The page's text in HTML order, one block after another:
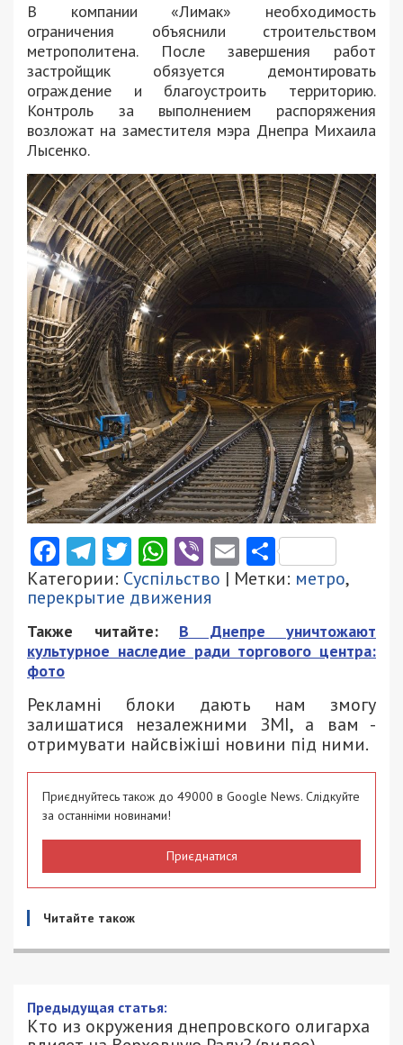
В компании «Лимак» необходимость
ограничения объяснили строительством
метрополитена. После завершения работ
застройщик обязуется демонтировать
ограждение и благоустроить территорию.
Контроль за выполнением распоряжения
возложат на заместителя мэра Днепра Михаила
Лысенко.
Facebook
Telegram
Twitter
WhatsApp
ViberEmail
Категории: Суспільство | Метки: метро,
перекрытие движения
Также читайте: В Днепре уничтожают
культурное наследие ради торгового центра:
фото
Рекламні блоки дають нам змогу
залишатися незалежними ЗМІ, а вам -
отримувати найсвіжіші новини під ними.
Приєднуйтесь також до 49000 в Google News. Слідкуйте
за останніми новинами!
Приєднатися
Читайте також
Предыдущая статья:
Кто из окружения днепровского олигарха